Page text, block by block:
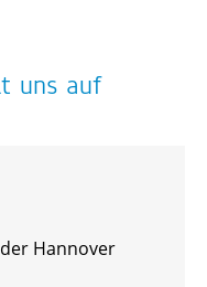
uns auf
Han­no­ver